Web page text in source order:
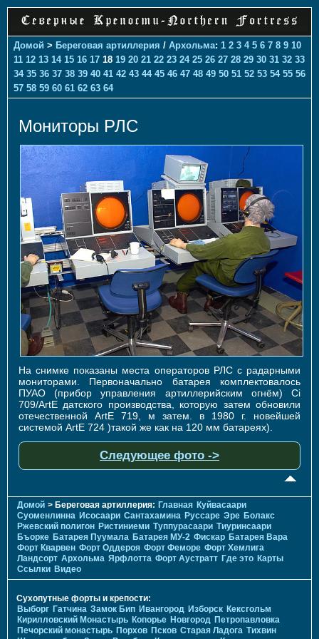
Домой > Береговая артиллерия / Архольма: 1 2 3 4 5 6 7 8 9 10
11 12 13 14 15 16 17 18 19 20 21 22 23 24 25 26 27 28 29 30 31 32 33
34 35 36 37 38 39 40 41 42 43 44 45 46 47 48 49 50 51 52 53 54 55 56
57 58 59 60 61 62 63 64
Мониторы РЛС
На снимке показаны места операторов РЛС с радарными
мониторами. Первоначально батарея комплектовалось
ПУАО (прибор управления артиллерийским огнём) Ci
709/ArtE датского производства, которую затем обновили
отечественной ArtE 719, м затем. в 1980 г. новейшей
системой ArtE 724 )такой же как на 120 мм батареях).
Следующее фото ->
Домой > Береговая артиллерия: Главная Куйвасаари
Суоменлиннa Исосаари Сантахамина Руссаре Эре Болакс
Ржевский полигон Ристиниеми Туппурасаари Тиуринсаари
Бъорке Батарея Пуумала Батарея МУ-2 Фискар Батарея Вара
Форт Кварвен Форт Оддероя Форт Феморе Форт Хемлига
Ландсорт Архольма Ярфлотта Форт Аустратт Где это Карты
Ссылки Видео
Сухопутные форты и крепости:
Выборг Гатчина Замок Бип Ивангород Изборск Кексгольм
Кирилловский Монастырь Копорье Новгород Петропавловка
Печорcкий монастырь Порхов Псков Старая Ладога Тихвин